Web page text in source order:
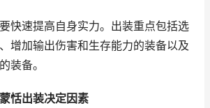
快速提高自身实力。出装重点包括选
增加输出伤害和生存能力的装备以及
装备。
恬出装决定因素